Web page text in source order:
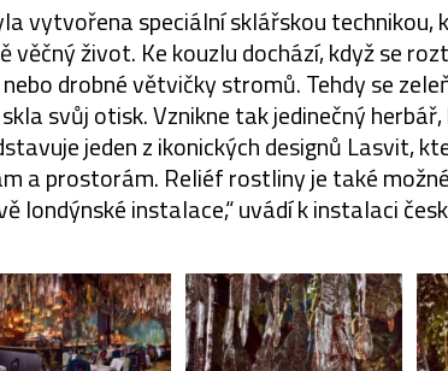
vytvořena speciální sklářskou technikou,
věčný život. Ke kouzlu dochází, když se
drobné větvičky stromů. Tehdy se
svůj otisk. Vznikne tak jedinečný
jeden z ikonických designů Lasvit,
a prostorám. Reliéf rostliny je také
londýnské instalace,“ uvádí k instalaci